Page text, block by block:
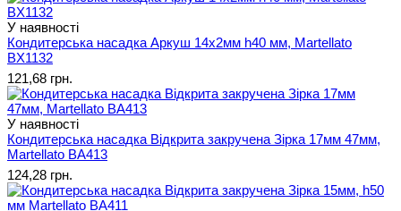
У наявності
Кондитерська насадка Аркуш 14х2мм h40 мм, Martellato
BX1132
121,68 грн.
У наявності
Кондитерська насадка Відкрита закручена Зірка 17мм 47мм,
Martellato BA413
124,28 грн.